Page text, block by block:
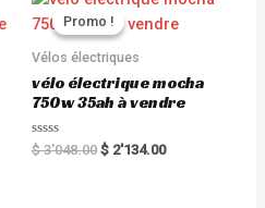
u
t
o
5
Promo !
Promo !
Vélos électriques
vélo électrique mocha
750w 35ah à vendre
R
a
$3'048.00 $ 2'134.00